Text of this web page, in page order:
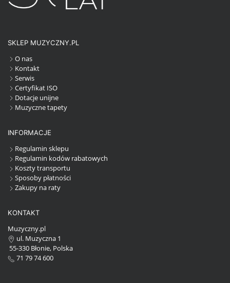
SKLEP MUZYCZNY.PL
O nas
Kontakt
Serwis
Certyfikat ISO
Dotacje unijne
Muzyczne tapety
INFORMACJE
Regulamin sklepu
Regulamin kodów rabatowych
Koszty transportu
Sposoby płatności
Zakupy na raty
KONTAKT
Muzyczny.pl
ul. Muzyczna 1
55-330 Błonie, Polska
71 79 74 600